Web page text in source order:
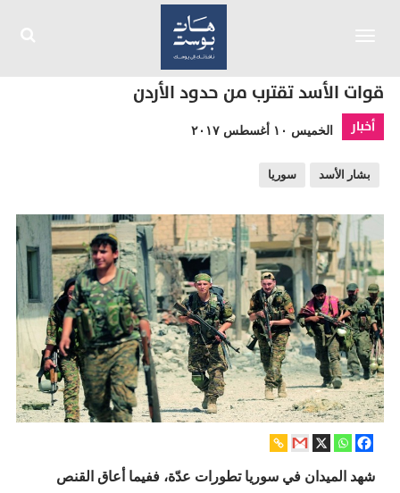
قوات الأسد تقترب من حدود الأردن
أخبار الخميس ١٠ أغسطس ٢٠١٧
بشار الأسد سوريا
شهد الميدان في سوريا تطورات عدّة، ففيما أعاق القنص